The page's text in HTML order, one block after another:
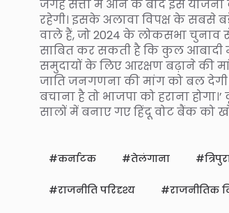
जगह सत्ता में आने के बाद इस योजना
रहेगी। इसके अलावा विपक्ष के सबसे
वाले हैं, जो 2024 के लोकसभा चुनाव
साबित कर सकती है कि कुल आबादी
समुदायों के लिए आरक्षण बढ़ाने की
जाति जनगणना की मांग को बल
बचाना है तो भाजपा को हराना
सालों में बनाए गए हिंदू वोट बैंक को
कर्नाटक तेलंगाना
राजनीति परिदृश्य राजनीतिक